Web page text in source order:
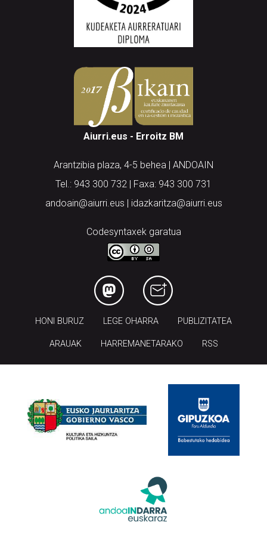
Aiurri.eus - Erroitz BM
Arantzibia plaza, 4-5 behea | ANDOAIN
Tel.: 943 300 732 | Faxa: 943 300 731
andoain@aiurri.eus | idazkaritza@aiurri.eus
Codesyntaxek garatua
HONI BURUZ LEGE OHARRA PUBLIZITATEA
ARAUAK HARREMANETARAKO RSS